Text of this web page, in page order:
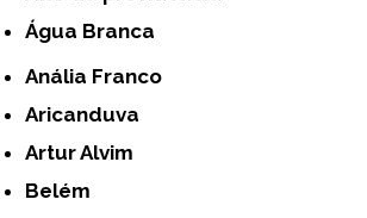
Água Branca
Anália Franco
Aricanduva
Artur Alvim
Belém